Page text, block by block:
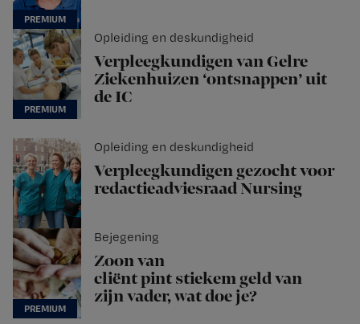
Opleiding en deskundigheid
Verpleegkundigen van Gelre
Ziekenhuizen ‘ontsnappen’ uit
de IC
Opleiding en deskundigheid
Verpleegkundigen gezocht voor
redactieadviesraad Nursing
Bejegening
Zoon van
cliënt pint stiekem geld van
zijn vader, wat doe je?